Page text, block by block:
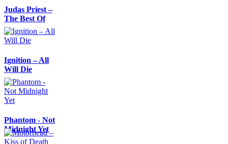
Judas Priest –
The Best Of
Ignition – All
Will Die
Phantom - Not
Midnight Yet